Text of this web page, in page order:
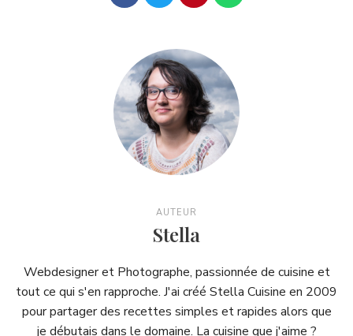
AUTEUR
Stella
Webdesigner et Photographe, passionnée de cuisine et
tout ce qui s'en rapproche. J'ai créé Stella Cuisine en 2009
pour partager des recettes simples et rapides alors que
je débutais dans le domaine. La cuisine que j'aime ?